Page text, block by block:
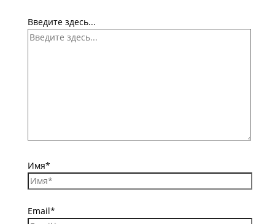
Введите здесь...
Имя*
Email*